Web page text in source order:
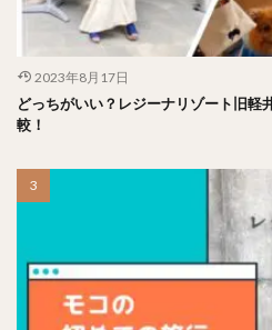
2023年8月17日
どっちがいい？レジーナリゾート旧軽
較！